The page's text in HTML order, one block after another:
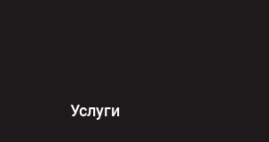
Услуги